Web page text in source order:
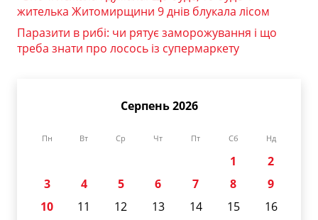
жителька Житомирщини 9 днів блукала лісом
Паразити в рибі: чи рятує заморожування і що
треба знати про лосось із супермаркету
Серпень 2026
Пн Вт Ср Чт Пт Сб Нд
1
2
3
4 5 6 7 8
9
10
11 12 13 14 15
16